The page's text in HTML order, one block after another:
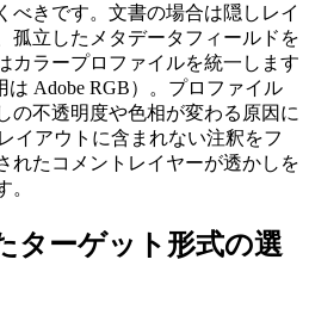
べきです。文書の場合は隠しレイ
孤立したメタデータフィールドを
カラープロファイルを統一します
は Adobe RGB）。プロファイル
の不透明度や色相が変わる原因に
イアウトに含まれない注釈をフ
れたコメントレイヤーが透かしを
。
ターゲット形式の選